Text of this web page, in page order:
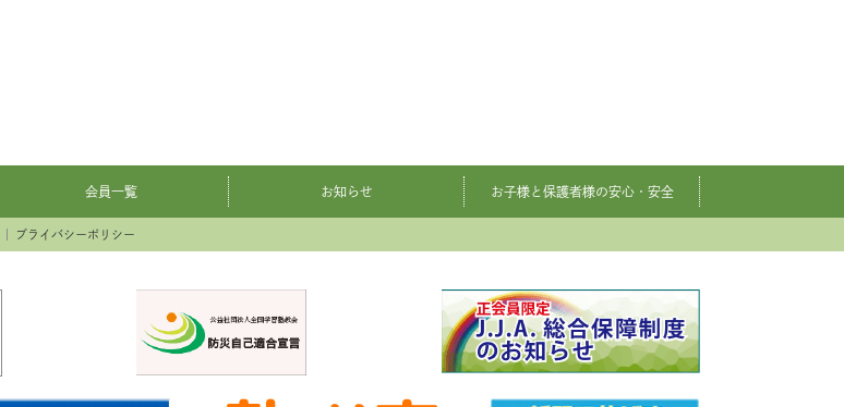
会員一覧 お知らせ お子様と保護者様の安心・安全
プライバシーポリシー